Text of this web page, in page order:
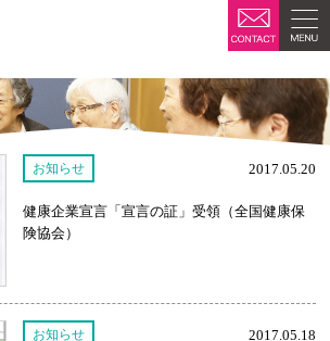
お知らせ 2017.05.20
健康企業宣言「宣言の証」受領（全国健康保
険協会）
お知らせ 2017.05.18